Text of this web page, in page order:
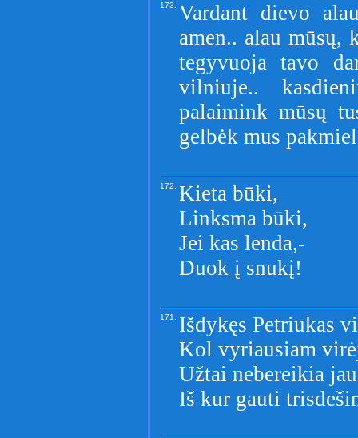
173. Vardant dievo
amen.. alau mūsų,
tegyvuoja tavo
vilniuje..
palaimink mūsų
gelbėk mus
172. Kieta būki,
Linksma būki,
Jei kas lenda,-
Duok į snukį!
171. Išdykęs Petriukas
Kol vyriausiam
Užtai nebereikia
Iš kur gauti